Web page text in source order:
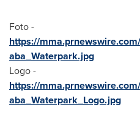
Foto -
https://
aba_Waterpark.jpg
Logo -
https://
aba_Waterpark_Logo.jpg